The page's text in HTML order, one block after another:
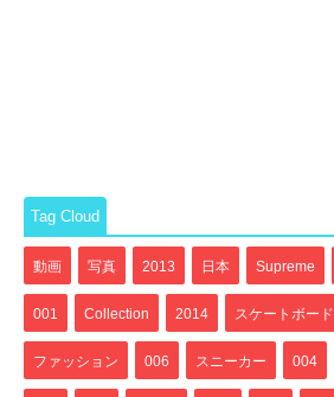
Tag Cloud
動画 写真 2013 日本 Supreme
001 Collection 2014 スケートボード
ファッション 006 スニーカー 004